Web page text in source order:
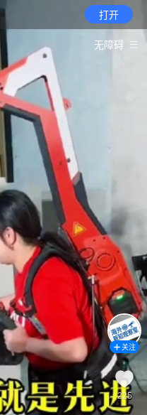
打开
无障碍
关注
225